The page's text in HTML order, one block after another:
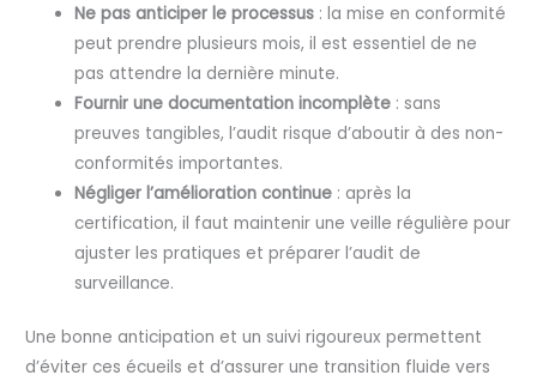
Ne pas anticiper le processus : la mise en conformité
peut prendre plusieurs mois, il est essentiel de ne
pas attendre la dernière minute.
Fournir une documentation incomplète : sans
preuves tangibles, l’audit risque d’aboutir à des non-
conformités importantes.
Négliger l’amélioration continue : après la
certification, il faut maintenir une veille régulière pour
ajuster les pratiques et préparer l’audit de
surveillance.
Une bonne anticipation et un suivi rigoureux permettent
d’éviter ces écueils et d’assurer une transition fluide vers